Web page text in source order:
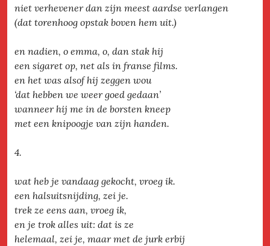
niet verhevener dan zijn meest aardse verlangen
(dat torenhoog opstak boven hem uit.)
en nadien, o emma, o, dan stak hij
een sigaret op, net als in franse films.
en het was alsof hij zeggen wou
‘dat hebben we weer goed gedaan’
wanneer hij me in de borsten kneep
met een knipoogje van zijn handen.
4.
wat heb je vandaag gekocht, vroeg ik.
een halsuitsnijding, zei je.
trek ze eens aan, vroeg ik,
en je trok alles uit: dat is ze
helemaal, zei je, maar met de jurk erbij